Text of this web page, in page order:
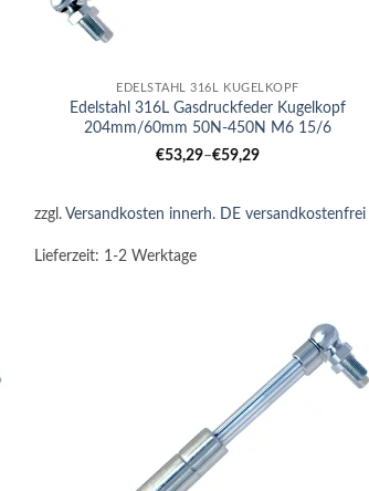
EDELSTAHL 316L KUGELKOPF
Edelstahl 316L Gasdruckfeder Kugelkopf
204mm/60mm 50N-450N M6 15/6
€53,29–€59,29
zzgl.Versandkosten innerh. DE versandkostenfrei
Lieferzeit: 1-2 Werktage